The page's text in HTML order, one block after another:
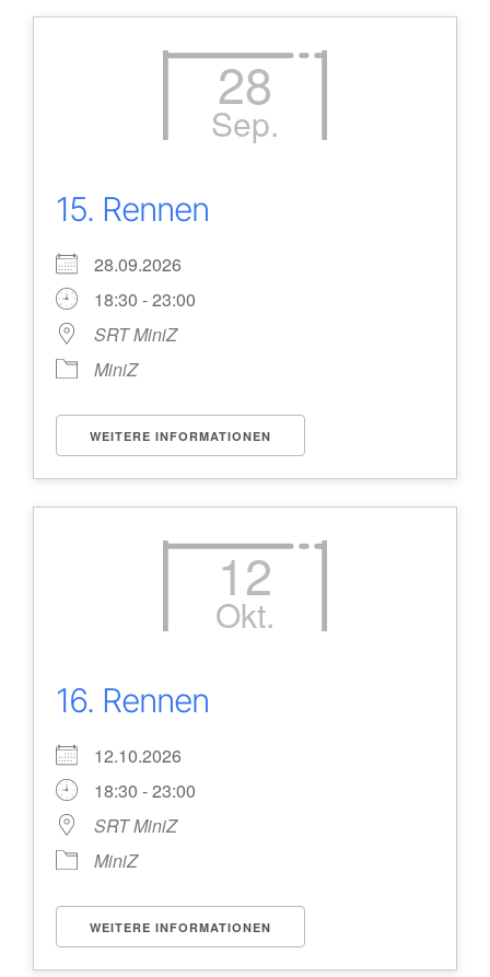
28
Sep.
15. Rennen
28.09.2026
18:30 - 23:00
SRT MiniZ
MiniZ
WEITERE INFORMATIONEN
12
Okt.
16. Rennen
12.10.2026
18:30 - 23:00
SRT MiniZ
MiniZ
WEITERE INFORMATIONEN